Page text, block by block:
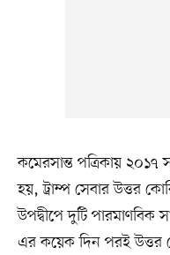
কমেরসান্ত পত্রিকায়
হয়, ট্রাম্প সেবার উত্তর
উপদ্বীপে দুটি পারমাণবিক
এর কয়েক দিন পরই উত্তর